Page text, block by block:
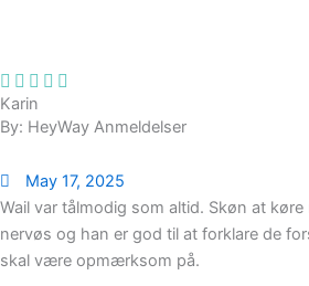
Karin
By: HeyWay Anmeldelser
May 17, 2025
Wail var tålmodig som altid. Skøn at
nervøs og han er god til at forklare de
skal være opmærksom på.